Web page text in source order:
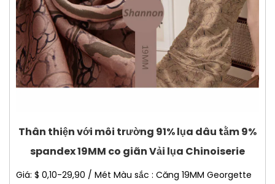
Thân thiện với môi trường 91% lụa dâu tằm 9%
spandex 19MM co giãn Vải lụa Chinoiserie
Giá: $ 0,10-29,90 / Mét Màu sắc : Căng 19MM Georgette